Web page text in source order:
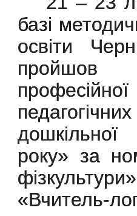
базі
освіти
пройшов
року» за
«Вчитель-